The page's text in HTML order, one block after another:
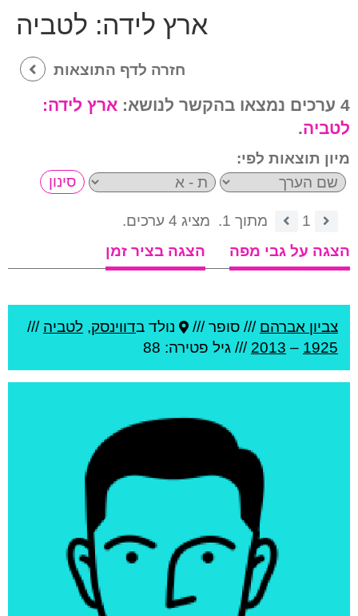
ארץ לידה: לטביה
חזרה לדף התוצאות
4 ערכים נמצאו בהקשר לנושא:
ארץ לידה:
לטביה.
מיון תוצאות לפי:
1 מתוך 1.
מציג 4 ערכים.
הצגה על גבי מפה
הצגה בציר זמן
צביון אברהם /// סופר /// נולד בדווינסק, לטביה ///
1925
–
2013 /// גיל פטירה: 88